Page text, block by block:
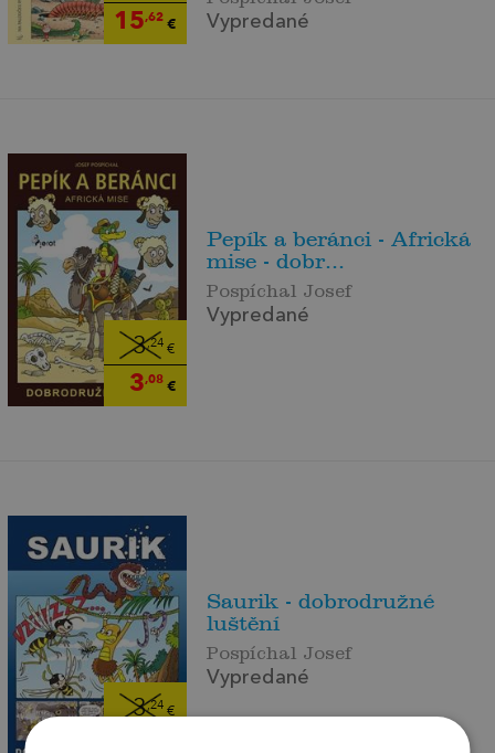
15,62€ Vypredané
3,24€
3,08€
Pepík a beránci - Africká
mise - dobr...
Pospíchal Josef
Vypredané
3,24€
Saurik - dobrodružné
luštění
Pospíchal Josef
Vypredané